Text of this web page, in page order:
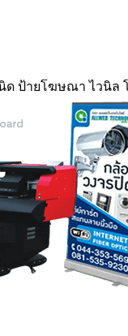
ป้ายโฆษณา ไวนิล